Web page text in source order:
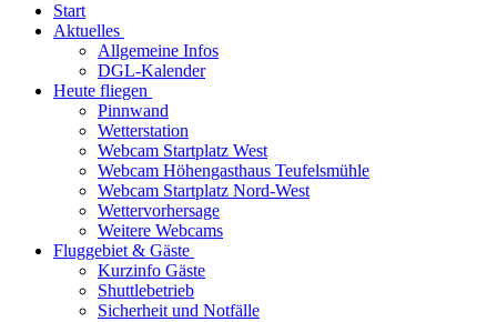
Start
Aktuelles
Allgemeine Infos
DGL-Kalender
Heute fliegen
Pinnwand
Wetterstation
Webcam Startplatz West
Webcam Höhengasthaus Teufelsmühle
Webcam Startplatz Nord-West
Wettervorhersage
Weitere Webcams
Fluggebiet & Gäste
Kurzinfo Gäste
Shuttlebetrieb
Sicherheit und Notfälle